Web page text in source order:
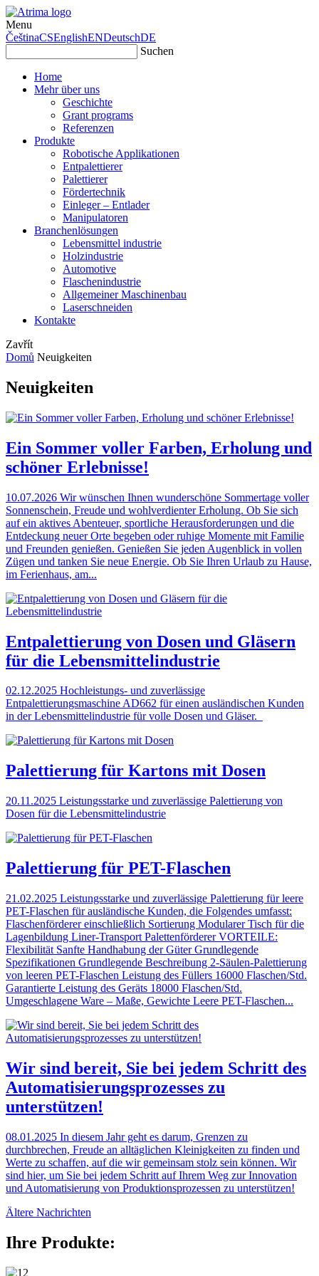
Menu
ČeštinaCSEnglishENDeutschDE
Suchen
Home
Mehr über uns
Geschichte
Grant programs
Referenzen
Produkte
Robotische Applikationen
Entpalettierer
Palettierer
Fördertechnik
Einleger – Entlader
Manipulatoren
Branchenlösungen
Lebensmittel industrie
Holzindustrie
Automotive
Flaschenindustrie
Allgemeiner Maschinenbau
Laserschneiden
Kontakte
Zavřít
Domů Neuigkeiten
Neuigkeiten
Ein Sommer voller Farben, Erholung und
schöner Erlebnisse!
10.07.2026 Wir wünschen Ihnen wunderschöne Sommertage voller
Sonnenschein, Freude und wohlverdienter Erholung. Ob Sie sich
auf ein aktives Abenteuer, sportliche Herausforderungen und die
Entdeckung neuer Orte begeben oder ruhige Momente mit Familie
und Freunden genießen. Genießen Sie jeden Augenblick in vollen
Zügen und tanken Sie neue Energie. Ob Sie Ihren Urlaub zu Hause,
im Ferienhaus, am...
Entpalettierung von Dosen und Gläsern
für die Lebensmittelindustrie
02.12.2025 Hochleistungs- und zuverlässige
Entpalettierungsmaschine AD662 für einen ausländischen Kunden
in der Lebensmittelindustrie für volle Dosen und Gläser.
Palettierung für Kartons mit Dosen
20.11.2025 Leistungsstarke und zuverlässige Palettierung von
Dosen für die Lebensmittelindustrie
Palettierung für PET-Flaschen
21.02.2025 Leistungsstarke und zuverlässige Palettierung für leere
PET-Flaschen für ausländische Kunden, die Folgendes umfasst:
Flaschenförderer einschließlich Sortierung Modularer Tisch für die
Lagenbildung Liner-Transport Palettenförderer VORTEILE:
Flexibilität Sanfte Handhabung der Güter Grundlegende
Spezifikationen Grundlegende Beschreibung 2-Säulen-Palettierung
von leeren PET-Flaschen Leistung des Füllers 16000 Flaschen/Std.
Garantierte Leistung des Geräts 18000 Flaschen/Std.
Umgeschlagene Ware – Maße, Gewichte Leere PET-Flaschen...
Wir sind bereit, Sie bei jedem Schritt des
Automatisierungsprozesses zu
unterstützen!
08.01.2025 In diesem Jahr geht es darum, Grenzen zu
durchbrechen, Freude an alltäglichen Kleinigkeiten zu finden und
Werte zu schaffen, auf die wir gemeinsam stolz sein können. Wir
sind hier, um Sie bei jedem Schritt auf Ihrem Weg zur Innovation
und Automatisierung von Produktionsprozessen zu unterstützen!
Ältere Nachrichten
Ihre Produkte: